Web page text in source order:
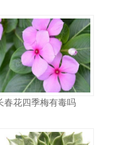
春花四季梅有毒吗